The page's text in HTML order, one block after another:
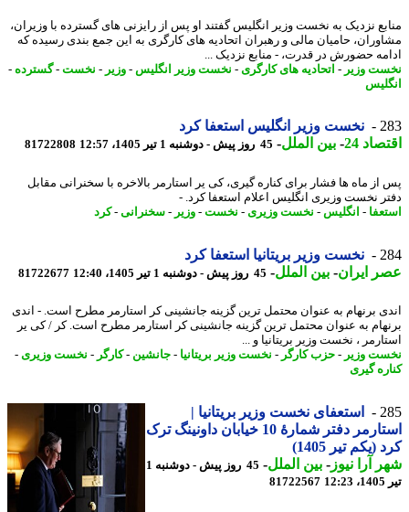
نزدیک به نخست وزیر انگلیس گفتند او پس از رایزنی های گسترده با وزیران،
حامیان مالی و رهبران اتحادیه های کارگری به این جمع بندی رسیده که
حضورش در قدرت، - منابع نزدیک ...
وزیر - اتحادیه های کارگری - نخست وزیر انگلیس-وزیر - نخست-گسترده-
نخست وزیر انگلیس استعفا کرد
24
-بین الملل-45 روز پیش - دوشنبه 1 تیر 1405، 12:57 81722808
ماه ها فشار برای کناره گیری، کی یر استارمر بالاخره با سخنرانی مقابل
نخست وزیری انگلیس اعلام استعفا کرد. -
-انگلیس-نخست وزیری - نخست-وزیر - سخنرانی- کرد
نخست وزیر بریتانیا استعفا کرد
ایران- بین الملل-45 روز پیش - دوشنبه 1 تیر 1405، 12:40 81722677
برنهام به عنوان محتمل ترین گزینه جانشینی کر استارمر مطرح است. - اندی
به عنوان محتمل ترین گزینه جانشینی کر استارمر مطرح است. کر / کی یر
، نخست وزیر بریتانیا و ...
وزیر - حزب کارگر- نخست وزیر بریتانیا -جانشین-کارگر- نخست وزیری -
گیری
استعفای نخست وزیر بریتانیا |
استارمر دفتر شمارهٔ 10 خیابان داونینگ ترک
تیر 1405)
آرا نیوز-بین الملل-
45 روز پیش - دوشنبه 1
81722567